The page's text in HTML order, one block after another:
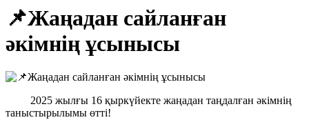
📌Жаңадан сайланған
әкімнің ұсынысы
2025 жылғы 16 қыркүйекте жаңадан таңдалған әкімнің
таныстырылымы өтті!